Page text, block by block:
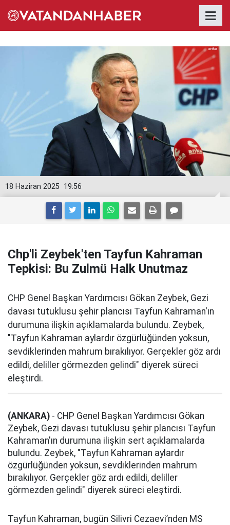
19:56
18 Haziran 2025
Chp'li Zeybek'ten Tayfun Kahraman
Tepkisi: Bu Zulmü Halk Unutmaz
CHP Genel Başkan Yardımcısı Gökan Zeybek, Gezi
davası tutuklusu şehir plancısı Tayfun Kahraman'ın
durumuna ilişkin açıklamalarda bulundu. Zeybek,
"Tayfun Kahraman aylardır özgürlüğünden yoksun,
sevdiklerinden mahrum bırakılıyor. Gerçekler göz ardı
edildi, deliller görmezden gelindi" diyerek süreci
eleştirdi.
(ANKARA) - CHP Genel Başkan Yardımcısı Gökan
Zeybek, Gezi davası tutuklusu şehir plancısı Tayfun
Kahraman'ın durumuna ilişkin sert açıklamalarda
bulundu. Zeybek, "Tayfun Kahraman aylardır
özgürlüğünden yoksun, sevdiklerinden mahrum
bırakılıyor. Gerçekler göz ardı edildi, deliller
görmezden gelindi" diyerek süreci eleştirdi.
Tayfun Kahraman, bugün Silivri Cezaevi’nden MS